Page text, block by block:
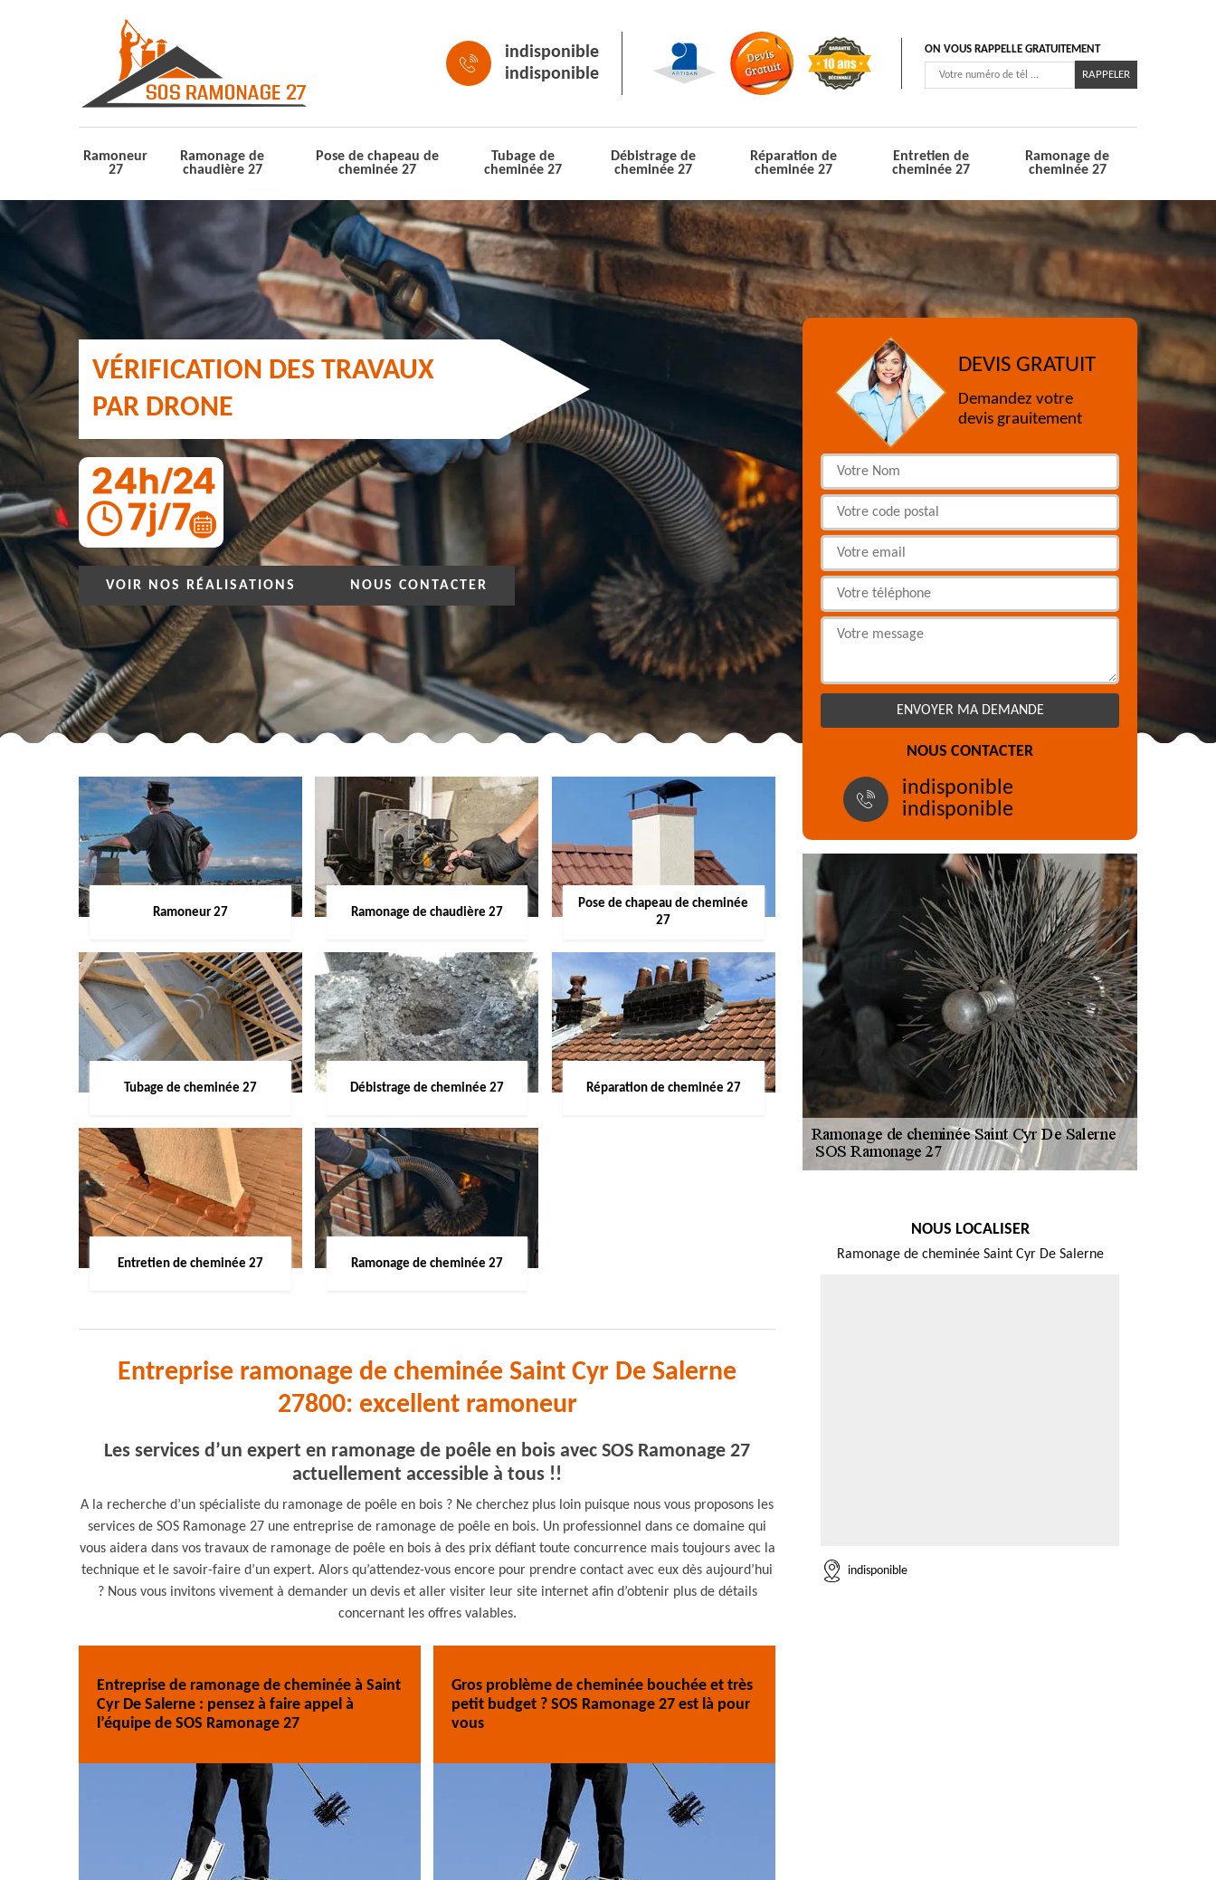
indisponible
indisponible
ON VOUS RAPPELLE GRATUITEMENT
Ramoneur
27
Ramonage de
chaudière 27
Pose de chapeau de
cheminée 27
Tubage de
cheminée 27
Débistrage de
cheminée 27
Réparation de
cheminée 27
Entretien de
cheminée 27
Ramonage de
cheminée 27
VÉRIFICATION DES TRAVAUX
PAR DRONE
VOIR NOS RÉALISATIONS NOUS CONTACTER
Ramoneur 27 Ramonage de chaudière 27
Pose de chapeau de cheminée
27
Tubage de cheminée 27 Débistrage de cheminée 27 Réparation de cheminée 27
Entretien de cheminée 27 Ramonage de cheminée 27
Entreprise ramonage de cheminée Saint Cyr De Salerne
27800: excellent ramoneur
Les services d’un expert en ramonage de poêle en bois avec SOS Ramonage 27
actuellement accessible à tous !!
A la recherche d’un spécialiste du ramonage de poêle en bois ? Ne cherchez plus loin puisque nous vous proposons les
services de SOS Ramonage 27 une entreprise de ramonage de poêle en bois. Un professionnel dans ce domaine qui
vous aidera dans vos travaux de ramonage de poêle en bois à des prix défiant toute concurrence mais toujours avec la
technique et le savoir-faire d’un expert. Alors qu’attendez-vous encore pour prendre contact avec eux dès aujourd’hui
? Nous vous invitons vivement à demander un devis et aller visiter leur site internet afin d’obtenir plus de détails
concernant les offres valables.
Entreprise de ramonage de cheminée à Saint
Cyr De Salerne : pensez à faire appel à
l’équipe de SOS Ramonage 27
Gros problème de cheminée bouchée et très
petit budget ? SOS Ramonage 27 est là pour
vous
DEVIS GRATUIT
Demandez votre
devis grauitement
NOUS CONTACTER
indisponible
indisponible
NOUS LOCALISER
Ramonage de cheminée Saint Cyr De Salerne
indisponible